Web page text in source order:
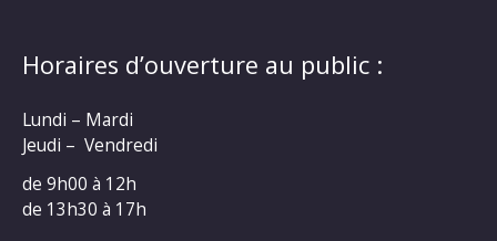
Horaires d’ouverture au public :
Lundi – Mardi
Jeudi – Vendredi
de 9h00 à 12h
de 13h30 à 17h